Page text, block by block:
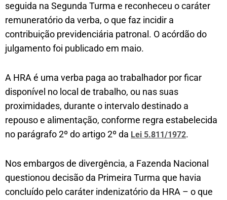
seguida na Segunda Turma e reconheceu o caráter
remuneratório da verba, o que faz incidir a
contribuição previdenciária patronal. O acórdão do
julgamento foi publicado em maio.
A HRA é uma verba paga ao trabalhador por ficar
disponível no local de trabalho, ou nas suas
proximidades, durante o intervalo destinado a
repouso e alimentação, conforme regra estabelecida
no parágrafo 2º do artigo 2º da Lei 5.811/1972.
Nos embargos de divergência, a Fazenda Nacional
questionou decisão da Primeira Turma que havia
concluído pelo caráter indenizatório da HRA – o que